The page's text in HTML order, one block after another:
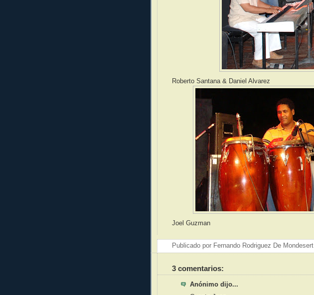
Roberto Santana & Daniel Alvarez
Joel Guzman
Publicado por Fernando Rodriguez De Mondesert
3 comentarios:
Anónimo dijo...